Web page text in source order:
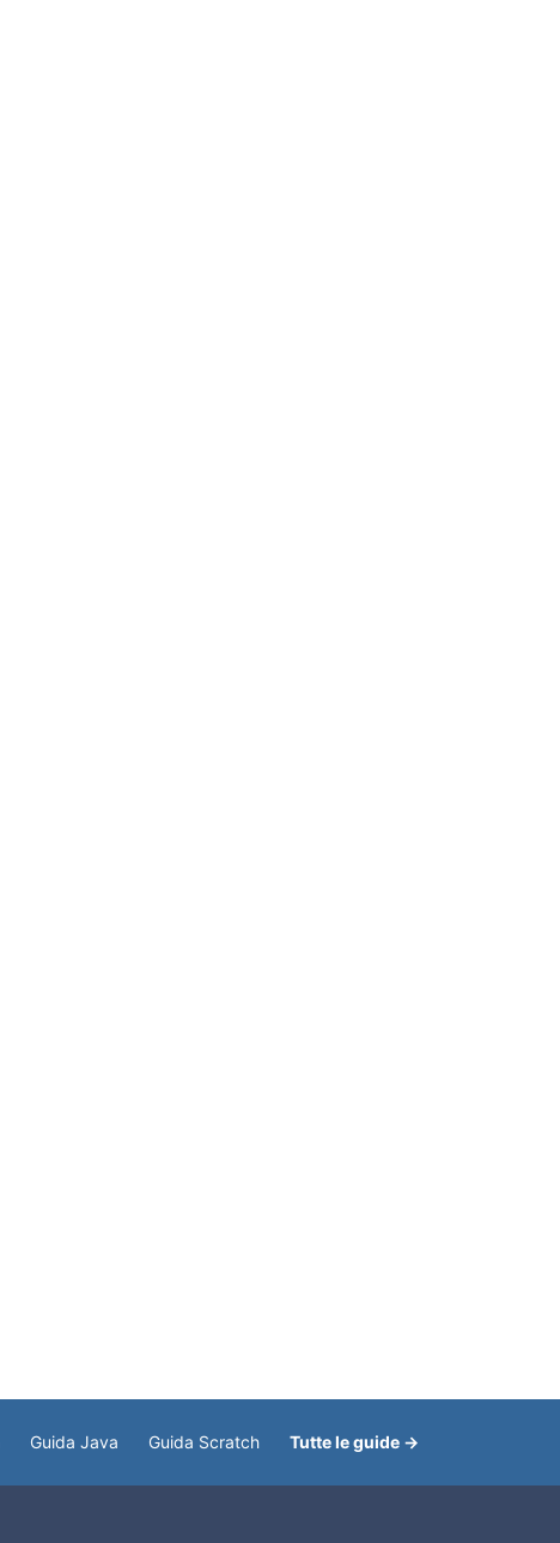
Guida Java Guida Scratch Tutte le guide →